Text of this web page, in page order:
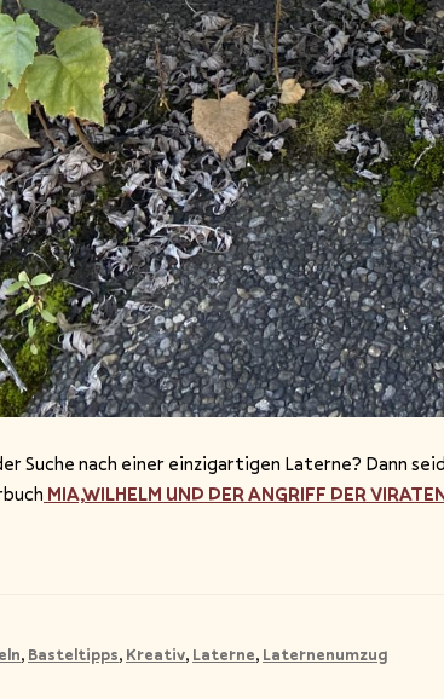
Suche nach einer einzigartigen Laterne? Dann
MIA,WILHELM UND DER ANGRIFF DER
, Basteltipps, Kreativ, Laterne, Laternenumzug